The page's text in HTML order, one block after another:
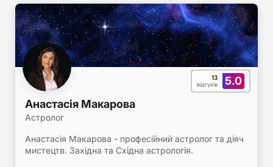
5.0
13
відгуків
Анастасія Макарова
Астролог
Анастасія Макарова - професійний астролог та діяч
мистецтв. Західна та Східна астрологія.